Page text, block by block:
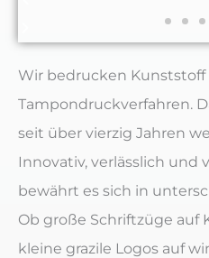
Wir bedrucken
Tampondruckverfahren.
seit über vierzig Jahren
Innovativ, verlässlich und
bewährt es sich in
Ob große Schriftzüge auf
kleine grazile Logos auf